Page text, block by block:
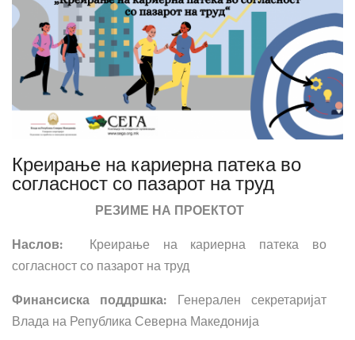
Креирање на кариерна патека во
согласност со пазарот на труд
РЕЗИМЕ НА ПРОЕКТОТ
Наслов: Креирање на кариерна патека во
согласност со пазарот на труд
Финансиска поддршка: Генерален секретаријат
Влада на Република Северна Македонија